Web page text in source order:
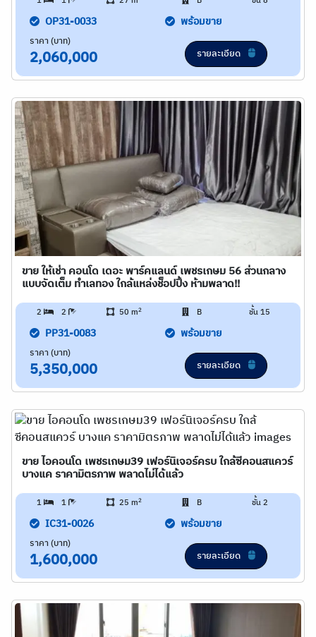
OP31-0033 พร้อมขาย
ราคา (บาท)
2,060,000 รายละเอียด
ขาย ให้เช่า คอนโด เดอะ พาร์คแลนด์ เพชรเกษม 56 ส่วนกลาง
แบบจัดเต็ม ทำเลทอง ใกล้แหล่งช็อปปิ้ง ห้ามพลาด!!
2 2 50 m2 B ชั้น 15
PP31-0083 พร้อมขาย
ราคา (บาท)
5,350,000 รายละเอียด
ขาย ไอคอนโด เพชรเกษม39 เฟอร์นิเจอร์ครบ ใกล้ซีคอนสแควร์
บางแค ราคามิตรภาพ พลาดไม่ได้แล้ว
1 1 25 m2 B ชั้น 2
IC31-0026 พร้อมขาย
ราคา (บาท)
1,600,000 รายละเอียด